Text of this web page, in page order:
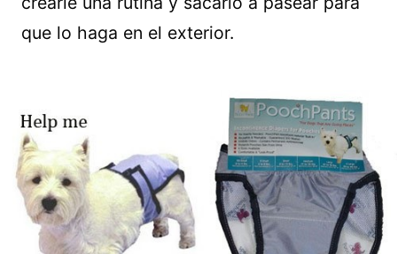
que lo haga en el exterior.